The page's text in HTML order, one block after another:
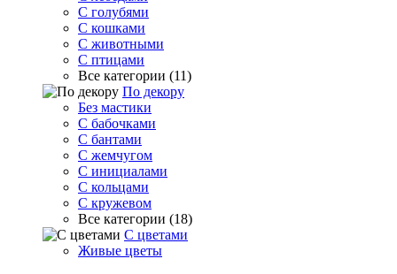
С голубями
С кошками
С животными
С птицами
Все категории (11)
По декору
Без мастики
С бабочками
С бантами
С жемчугом
С инициалами
С кольцами
С кружевом
Все категории (18)
С цветами
Живые цветы